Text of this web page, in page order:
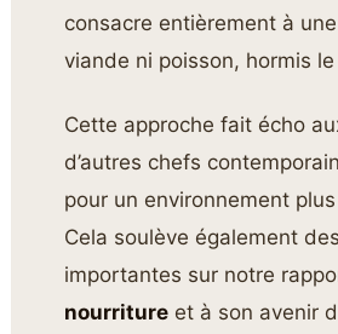
consacre entièrement à
viande ni poisson, hormis
Cette approche fait écho
d’autres chefs
pour un environnement
Cela soulève également
importantes sur notre
nourriture et à son avenir